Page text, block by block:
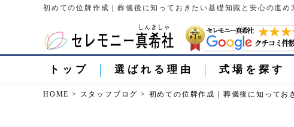
初めての位牌作成｜葬儀後に知っておきたい基礎知識と安心の進
トップ 選ばれる理由 式場を探す
HOME > スタッフブログ > 初めての位牌作成｜葬儀後に知ってお